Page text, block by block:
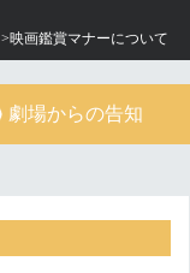
>映画鑑賞マナーについて
劇場からの告知